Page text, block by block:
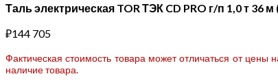
Таль электрическая TOR ТЭК CD PRO г/п 1,0 т 36 м
₽144 705
Фактическая стоимость товара может отличаться от
наличие товара.